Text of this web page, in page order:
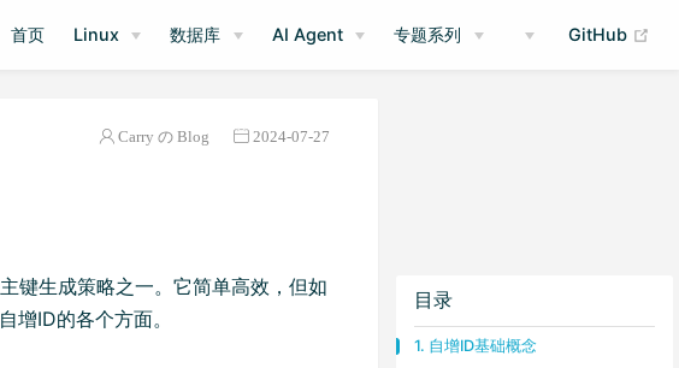
首页 Linux 数据库 AI Agent 专题系列 GitHub
Carry の Blog 2024-07-27
目录
1. 自增ID基础概念
键生成策略之一。它简单高效，但如
增ID的各个方面。